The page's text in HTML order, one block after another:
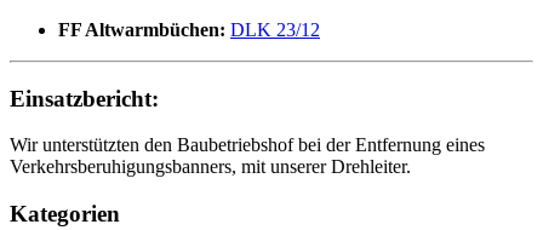
FF Altwarmbüchen: DLK 23/12
Einsatzbericht:
Wir unterstützten den Baubetriebshof bei der Entfernung eines
Verkehrsberuhigungsbanners, mit unserer Drehleiter.
Kategorien